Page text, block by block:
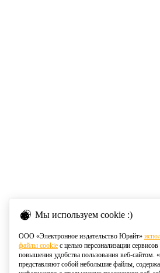
Мы используем cookie :)
ООО «Электронное издательство Юрайт»
файлы cookie с целью персонализации сервисов
повышения удобства пользования веб-сайтом.
представляют собой небольшие файлы,